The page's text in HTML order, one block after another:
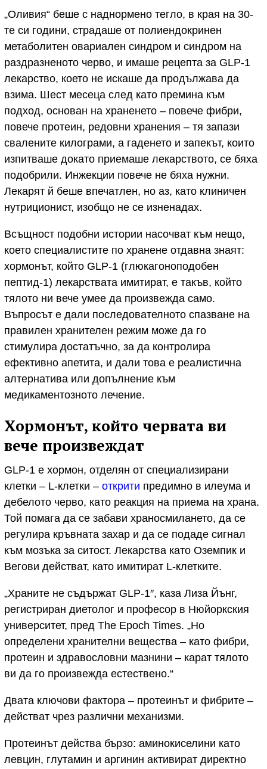
„Оливия“ беше с наднормено тегло, в края на 30-
те си години, страдаше от полиендокринен
метаболитен овариален синдром и синдром на
раздразненото черво, и имаше рецепта за GLP-1
лекарство, което не искаше да продължава да
взима. Шест месеца след като премина към
подход, основан на храненето – повече фибри,
повече протеин, редовни хранения – тя запази
свалените килограми, а гаденето и запекът, които
изпитваше докато приемаше лекарството, се бяха
подобрили. Инжекции повече не бяха нужни.
Лекарят й беше впечатлен, но аз, като клиничен
нутриционист, изобщо не се изненадах.
Всъщност подобни истории насочват към нещо,
което специалистите по хранене отдавна знаят:
хормонът, който GLP-1 (глюкагоноподобен
пептид-1) лекарствата имитират, е такъв, който
тялото ни вече умее да произвежда само.
Въпросът е дали последователното спазване на
правилен хранителен режим може да го
стимулира достатъчно, за да контролира
ефективно апетита, и дали това е реалистична
алтернатива или допълнение към
медикаментозното лечение.
Хормонът, който червата ви
вече произвеждат
GLP‑1 е хормон, отделян от специализирани
клетки – L-клетки – открити предимно в илеума и
дебелото черво, като реакция на приема на храна.
Той помага да се забави храносмилането, да се
регулира кръвната захар и да се подаде сигнал
към мозъка за ситост. Лекарства като Оземпик и
Вегови действат, като имитират L-клетките.
„Храните не съдържат GLP-1″, каза Лиза Йънг,
регистриран диетолог и професор в Нюйоркския
университет, пред The Epoch Times. „Но
определени хранителни вещества – като фибри,
протеин и здравословни мазнини – карат тялото
ви да го произвежда естествено.“
Двата ключови фактора – протеинът и фибрите –
действат чрез различни механизми.
Протеинът действа бързо: аминокиселини като
левцин, глутамин и аргинин активират директно